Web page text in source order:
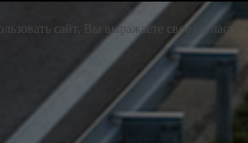
сайт, Вы выражаете свое согласие с